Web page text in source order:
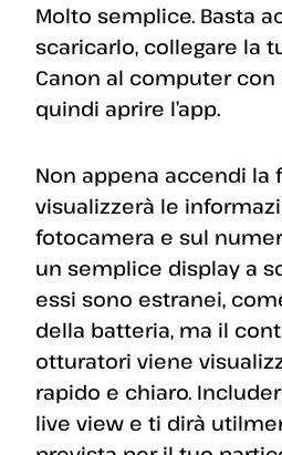
Molto semplice. Basta
scaricarlo, collegare la
Canon al computer con
quindi aprire l’app.
Non appena accendi la
visualizzerà le
fotocamera e sul
un semplice display a
essi sono estranei,
della batteria, ma il
otturatori viene
rapido e chiaro.
live view e ti dirà